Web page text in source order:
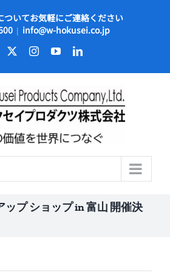
ついてお気軽にご連絡ください
| info@w-hokusei.co.jp
Facebook InstagramYouTubeLinkedIn
ップ ショップ in 富山 開催決